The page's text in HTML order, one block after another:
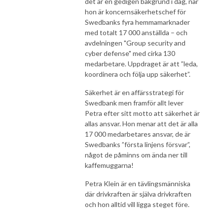
hon är koncernsäkerhetschef för
Swedbanks fyra hemmamarknader
med totalt 17 000 anställda – och
avdelningen "Group security and
cyber defense" med cirka 130
medarbetare. Uppdraget är att ”leda,
koordinera och följa upp säkerhet”.
Säkerhet är en affärsstrategi för
Swedbank men framför allt lever
Petra efter sitt motto att säkerhet är
allas ansvar. Hon menar att det är alla
17 000 medarbetares ansvar, de är
Swedbanks ”första linjens försvar”,
något de påminns om ända ner till
kaffemuggarna!
Petra Klein är en tävlingsmänniska
där drivkraften är själva drivkraften
och hon alltid vill ligga steget före.